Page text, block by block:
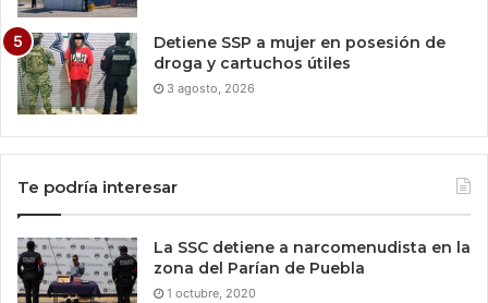
Detiene SSP a mujer en posesión de
droga y cartuchos útiles
3 agosto, 2026
Te podría interesar
La SSC detiene a narcomenudista en la
zona del Parían de Puebla
1 octubre, 2020